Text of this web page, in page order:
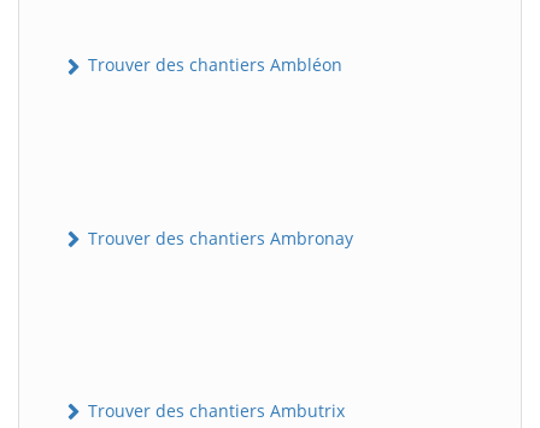
Trouver des chantiers Ambléon
Trouver des chantiers Ambronay
Trouver des chantiers Ambutrix